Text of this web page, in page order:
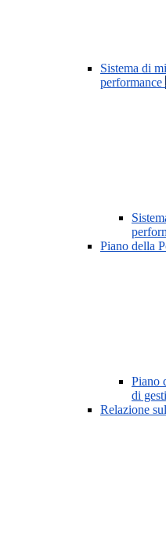
Sistema di
performance
Piano della
Piano
di
Relazione